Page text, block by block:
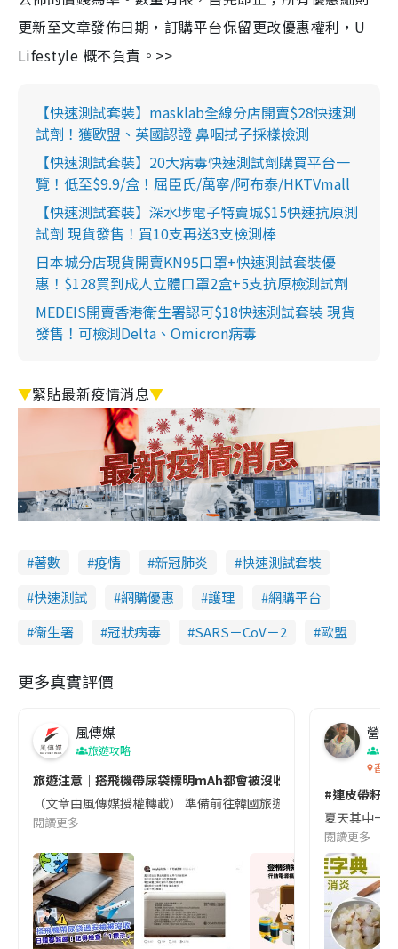
更新至文章發佈日期，訂購平台保留更改優惠權利，U
Lifestyle 概不負責。>>
【快速測試套裝】masklab全線分店開賣$28快速測
試劑！獲歐盟、英國認證 鼻咽拭子採樣檢測
【快速測試套裝】20大病毒快速測試劑購買平台一
覽！低至$9.9/盒！屈臣氏/萬寧/阿布泰/HKTVmall
【快速測試套裝】深水埗電子特賣城$15快速抗原測
試劑 現貨發售！買10支再送3支檢測棒
日本城分店現貨開賣KN95口罩+快速測試套裝優
惠！$128買到成人立體口罩2盒+5支抗原檢測試劑
MEDEIS開賣香港衛生署認可$18快速測試套裝 現貨
發售！可檢測Delta、Omicron病毒
▼緊貼最新疫情消息▼
著數 疫情 新冠肺炎
快速測試套裝
快速測試
網購優惠 護理
網購平台
衞生署
冠狀病毒 SARS－CoV－2 歐盟
更多真實評價
風傳媒
旅遊攻略
旅遊注意｜搭飛機帶尿袋標明mAh都會被沒收😱出發前切記檢查
（文章由風傳媒授權轉載） 準備前往韓國旅遊的民眾，近期要
閱讀更多
營養
香港
#連皮帶籽
夏天其中一
閱讀更多